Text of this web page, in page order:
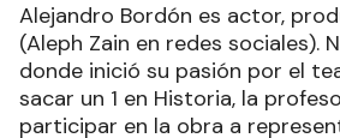
Alejandro Bordón es actor,
(Aleph Zain en redes sociales).
donde inició su pasión por el
sacar un 1 en Historia, la
participar en la obra a